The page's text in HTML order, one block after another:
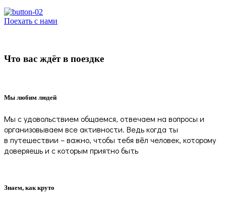
Поехать с нами
Что вас ждёт в поездке
Мы любим людей
Мы с удовольствием общаемся, отвечаем на вопросы и
организовываем все активности. Ведь когда ты
в путешествии – важно, чтобы тебя вёл человек, которому
доверяешь и с которым приятно быть
Знаем, как круто